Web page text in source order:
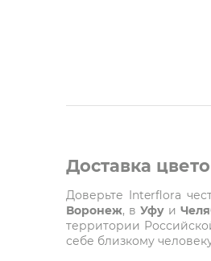
Доставка
Доверьте Interflora
Воронеж, вУфу и
территории
себе близкому